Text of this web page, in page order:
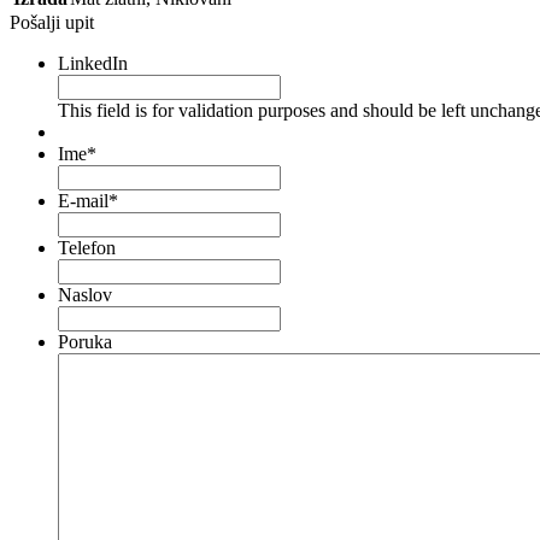
Pošalji upit
LinkedIn
This field is for validation purposes and should be left
Ime*
E-mail*
Telefon
Naslov
Poruka